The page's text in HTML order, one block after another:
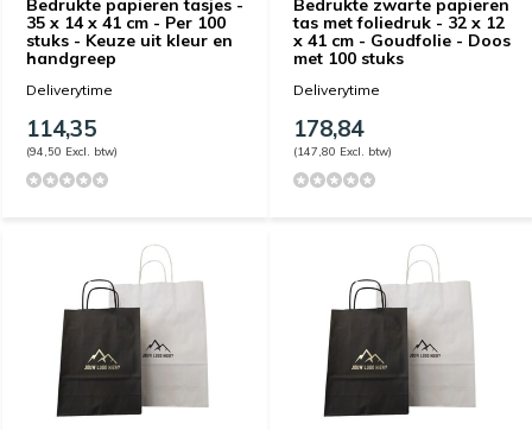
Bedrukte papieren tasjes -
35 x 14 x 41 cm - Per 100
stuks - Keuze uit kleur en
handgreep
Deliverytime
114,35
(94,50 Excl. btw)
Bedrukte zwarte papieren
tas met foliedruk - 32 x 12
x 41 cm - Goudfolie - Doos
met 100 stuks
Deliverytime
178,84
(147,80 Excl. btw)